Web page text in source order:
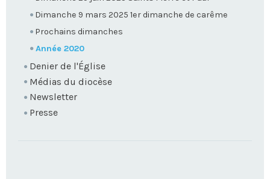
Dimanche 9 mars 2025 1er dimanche de carême
Prochains dimanches
Année 2020
Denier de l'Église
Médias du diocèse
Newsletter
Presse